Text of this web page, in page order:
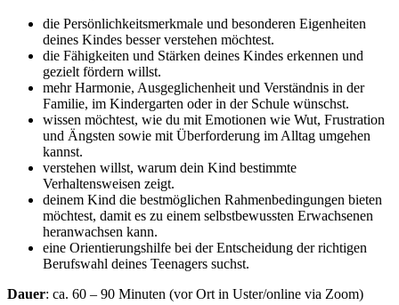
die Persönlichkeitsmerkmale und besonderen Eigenheiten
deines Kindes besser verstehen möchtest.
die Fähigkeiten und Stärken deines Kindes erkennen und
gezielt fördern willst.
mehr Harmonie, Ausgeglichenheit und Verständnis in der
Familie, im Kindergarten oder in der Schule wünschst.
wissen möchtest, wie du mit Emotionen wie Wut, Frustration
und Ängsten sowie mit Überforderung im Alltag umgehen
kannst.
verstehen willst, warum dein Kind bestimmte
Verhaltensweisen zeigt.
deinem Kind die bestmöglichen Rahmenbedingungen bieten
möchtest, damit es zu einem selbstbewussten Erwachsenen
heranwachsen kann.
eine Orientierungshilfe bei der Entscheidung der richtigen
Berufswahl deines Teenagers suchst.
Dauer: ca. 60 – 90 Minuten (vor Ort in Uster/online via Zoom)